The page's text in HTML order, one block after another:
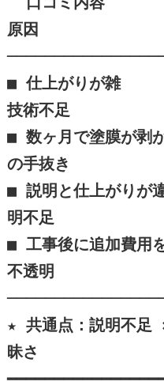
原因
■ 仕上がりが雑
技術不足
■ 数ヶ月で塗膜が
の手抜き
■ 説明と仕上がり
明不足
■ 工事後に追加費
不透明
★ 共通点：説明不
昧さ